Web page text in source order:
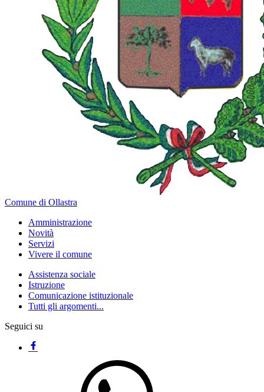
Comune di Ollastra
Amministrazione
Novità
Servizi
Vivere il comune
Assistenza sociale
Istruzione
Comunicazione istituzionale
Tutti gli argomenti...
Seguici su